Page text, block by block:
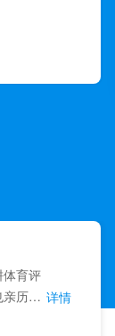
育评
历了 详情